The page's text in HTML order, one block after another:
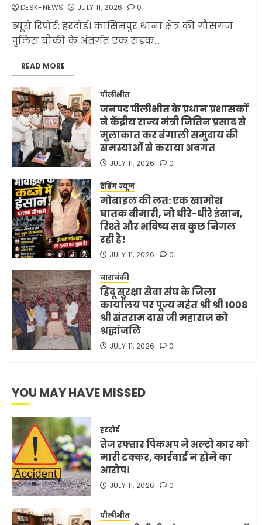
JUNE 1, 2026
3
व्यवहार क्यों?
JUNE 1, 2026 0
4
अमेरिका ने फिर से ईरान को युद्ध
समाप्त करने के लिए भेजी अपनी 5
MAY 18, 2026
5
भारत-अमेरिका व्यापार समझौता
ट्रंप ने किया एलान
FEBRUARY 3, 2026
DESK-NEWS JULY 11, 2026 0
ब्यूरो रिपोर्ट: हरदोई। कासिमपुर थाना क्षेत्र की गौसगंज
पुलिस चौकी के अंतर्गत एक सड़क...
READ MORE
पीलीभीत
जनपद पीलीभीत के प्रधान प्रशासकों
ने केंद्रीय राज्य मंत्री जितिन प्रसाद से
मुलाकात कर बंगाली समुदाय की
समस्याओं से कराया अवगत
JULY 11, 2026 0
ट्रेंडिंग न्यूज़
मोबाइल की लत: एक खामोश
घातक बीमारी, जो धीरे-धीरे इंसान,
रिश्ते और भविष्य सब कुछ निगल
रही है!
JULY 11, 2026 0
बाराबंकी
हिंदू सुरक्षा सेवा संघ के जिला
कार्यालय पर पूज्य महंत श्री श्री 1008
श्री संतराम दास जी महाराज को
श्रद्धांजलि
JULY 11, 2026 0
YOU MAY HAVE MISSED
हरदोई
तेज रफ्तार पिकअप ने अल्टो कार को
मारी टक्कर, कार्रवाई न होने का
आरोप।
JULY 11, 2026 0
पीलीभीत